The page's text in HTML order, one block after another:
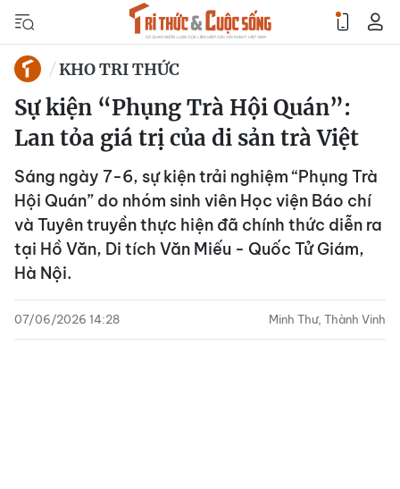
KHO TRI THỨC
Sự kiện “Phụng Trà Hội Quán”:
Lan tỏa giá trị của di sản trà Việt
Sáng ngày 7-6, sự kiện trải nghiệm “Phụng Trà
Hội Quán” do nhóm sinh viên Học viện Báo chí
và Tuyên truyền thực hiện đã chính thức diễn ra
tại Hồ Văn, Di tích Văn Miếu - Quốc Tử Giám,
Hà Nội.
07/06/2026 14:28 Minh Thư, Thành Vinh